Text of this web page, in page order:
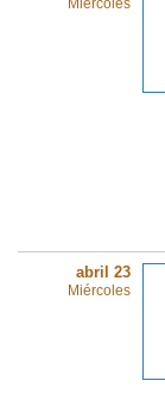
Miércoles
abril 23
Miércoles